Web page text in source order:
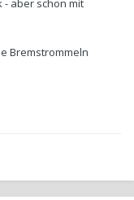
- aber schon mit
Bremstrommeln